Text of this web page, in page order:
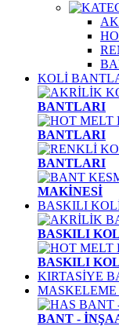
KOLİ
BANTLARI
BANTLARI
BANTLARI
MAKİNESİ
BASKILI
BASKILI
BASKILI
KIRTASİYE
BANT -